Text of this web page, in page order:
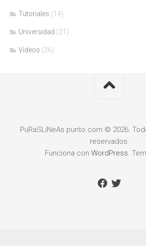
Tutoriales (14)
Universidad (21)
Videos (26)
PuRaSLiNeAs punto com © 2026.
reservados.
Funciona con WordPress.